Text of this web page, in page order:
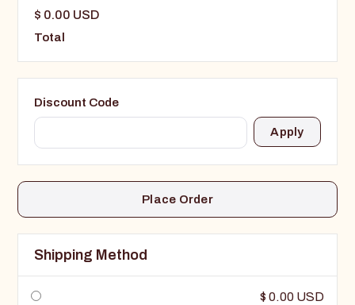
Shipping Method
$ 0.00 USD
$ 0.00 USD
Total
Discount Code
Apply
Place Order